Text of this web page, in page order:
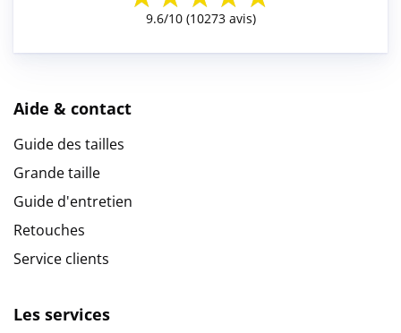
Aide & contact
Guide des tailles
Grande taille
Guide d'entretien
Retouches
Service clients
Les services